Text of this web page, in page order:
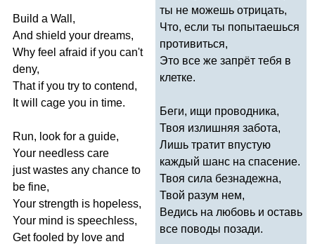
Build a Wall ,
And shield your dreams,
Why feel afraid if you can't
deny,
That if you try to contend,
It will cage you in time.
Run, look for a guide,
Your needless care
just wastes any chance to
be fine,
Your strength is hopeless,
Your mind is speechless,
Get fooled by love and
ты не можешь отрицать,
Что, если ты попытаешься
противиться,
Это все же запрёт тебя в
клетке.
Беги, ищи проводника,
Твоя излишняя забота,
Лишь тратит впустую
каждый шанс на спасение.
Твоя сила безнадежна,
Твой разум нем,
Ведись на любовь и оставь
все поводы позади.